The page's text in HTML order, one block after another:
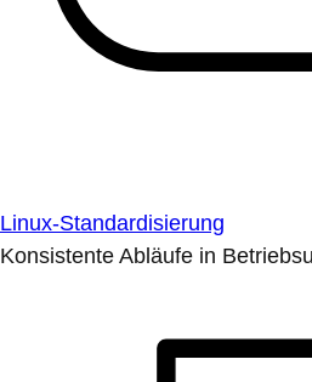
Linux-Standardisierung
Konsistente Abläufe in